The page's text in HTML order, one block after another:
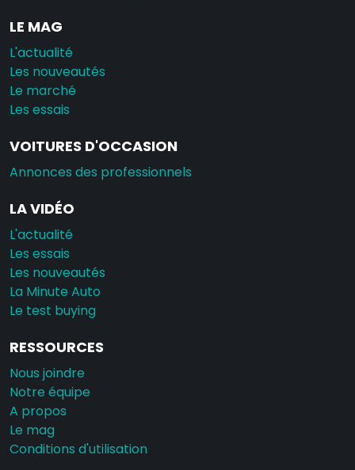
LE MAG
L'actualité
Les nouveautés
Le marché
Les essais
VOITURES D'OCCASION
Annonces des professionnels
LA VIDÉO
L'actualité
Les essais
Les nouveautés
La Minute Auto
Le test buying
RESSOURCES
Nous joindre
Notre équipe
A propos
Le mag
Conditions d'utilisation